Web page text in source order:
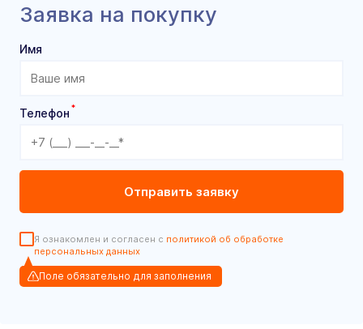
Заявка на покупку
Имя
Телефон *
Я ознакомлен и согласен с политикой об обработке
персональных данных
Поле обязательно для заполнения